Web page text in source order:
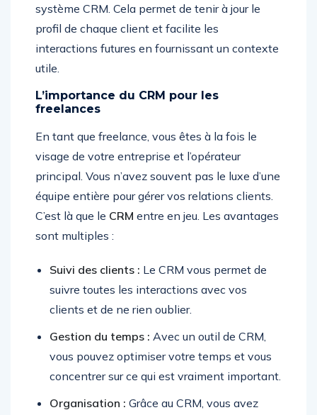
système CRM. Cela permet de tenir à jour le
profil de chaque client et facilite les
interactions futures en fournissant un contexte
utile.
L’importance du CRM pour les
freelances
En tant que freelance, vous êtes à la fois le
visage de votre entreprise et l’opérateur
principal. Vous n’avez souvent pas le luxe d’une
équipe entière pour gérer vos relations clients.
C’est là que le CRM entre en jeu. Les avantages
sont multiples :
Suivi des clients : Le CRM vous permet de
suivre toutes les interactions avec vos
clients et de ne rien oublier.
Gestion du temps : Avec un outil de CRM,
vous pouvez optimiser votre temps et vous
concentrer sur ce qui est vraiment important.
Organisation : Grâce au CRM, vous avez